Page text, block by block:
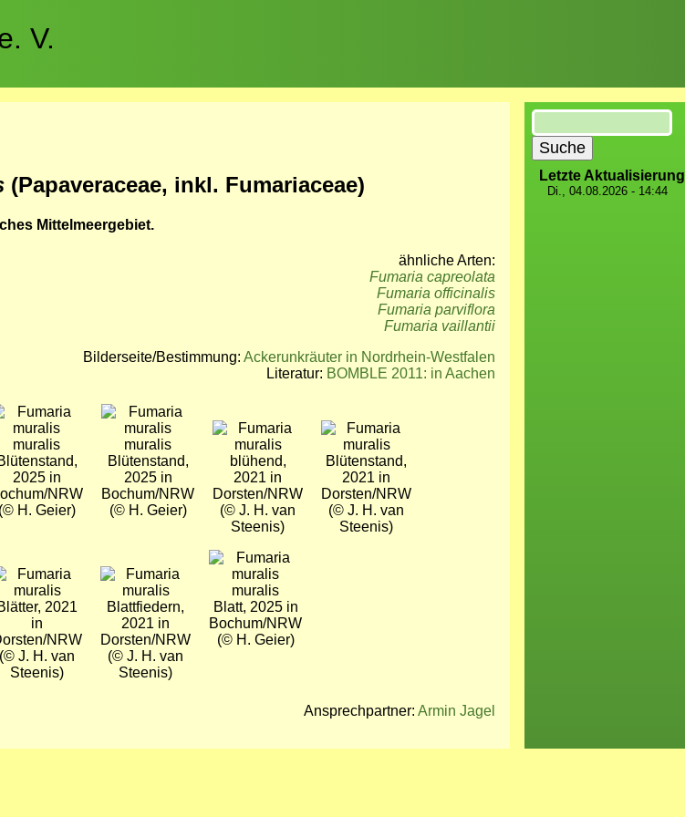
V.
(Papaveraceae, inkl. Fumariaceae)
Mittelmeergebiet.
ähnliche Arten:
Fumaria capreolata
Fumaria officinalis
Fumaria parviflora
Fumaria vaillantii
Bilderseite/Bestimmung: Ackerunkräuter in Nordrhein-Westfalen
Literatur: BOMBLE 2011: in Aachen
2025 in
NRW
(© H. Geier)
Bild
Blütenstand,
2025 in
Bochum/NRW
(© H. Geier)
Bild
blühend,
2021 in
Dorsten/NRW
(© J. H. van
Steenis)
Bild
Blütenstand,
2021 in
Dorsten/NRW
(© J. H. van
Steenis)
2021
in
NRW
(© J. H. van
Steenis)
Bild
Blattfiedern,
2021 in
Dorsten/NRW
(© J. H. van
Steenis)
Bild
Blatt, 2025 in
Bochum/NRW
(© H. Geier)
Ansprechpartner: Armin Jagel
Suche
Letzte Aktualisierung
Di., 04.08.2026 - 14:44